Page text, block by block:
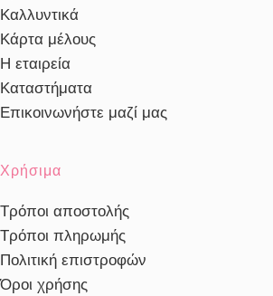
Καλλυντικά
Κάρτα μέλους
Η εταιρεία
Καταστήματα
Επικοινωνήστε μαζί μας
Χρήσιμα
Τρόποι αποστολής
Τρόποι πληρωμής
Πολιτική επιστροφών
Όροι χρήσης